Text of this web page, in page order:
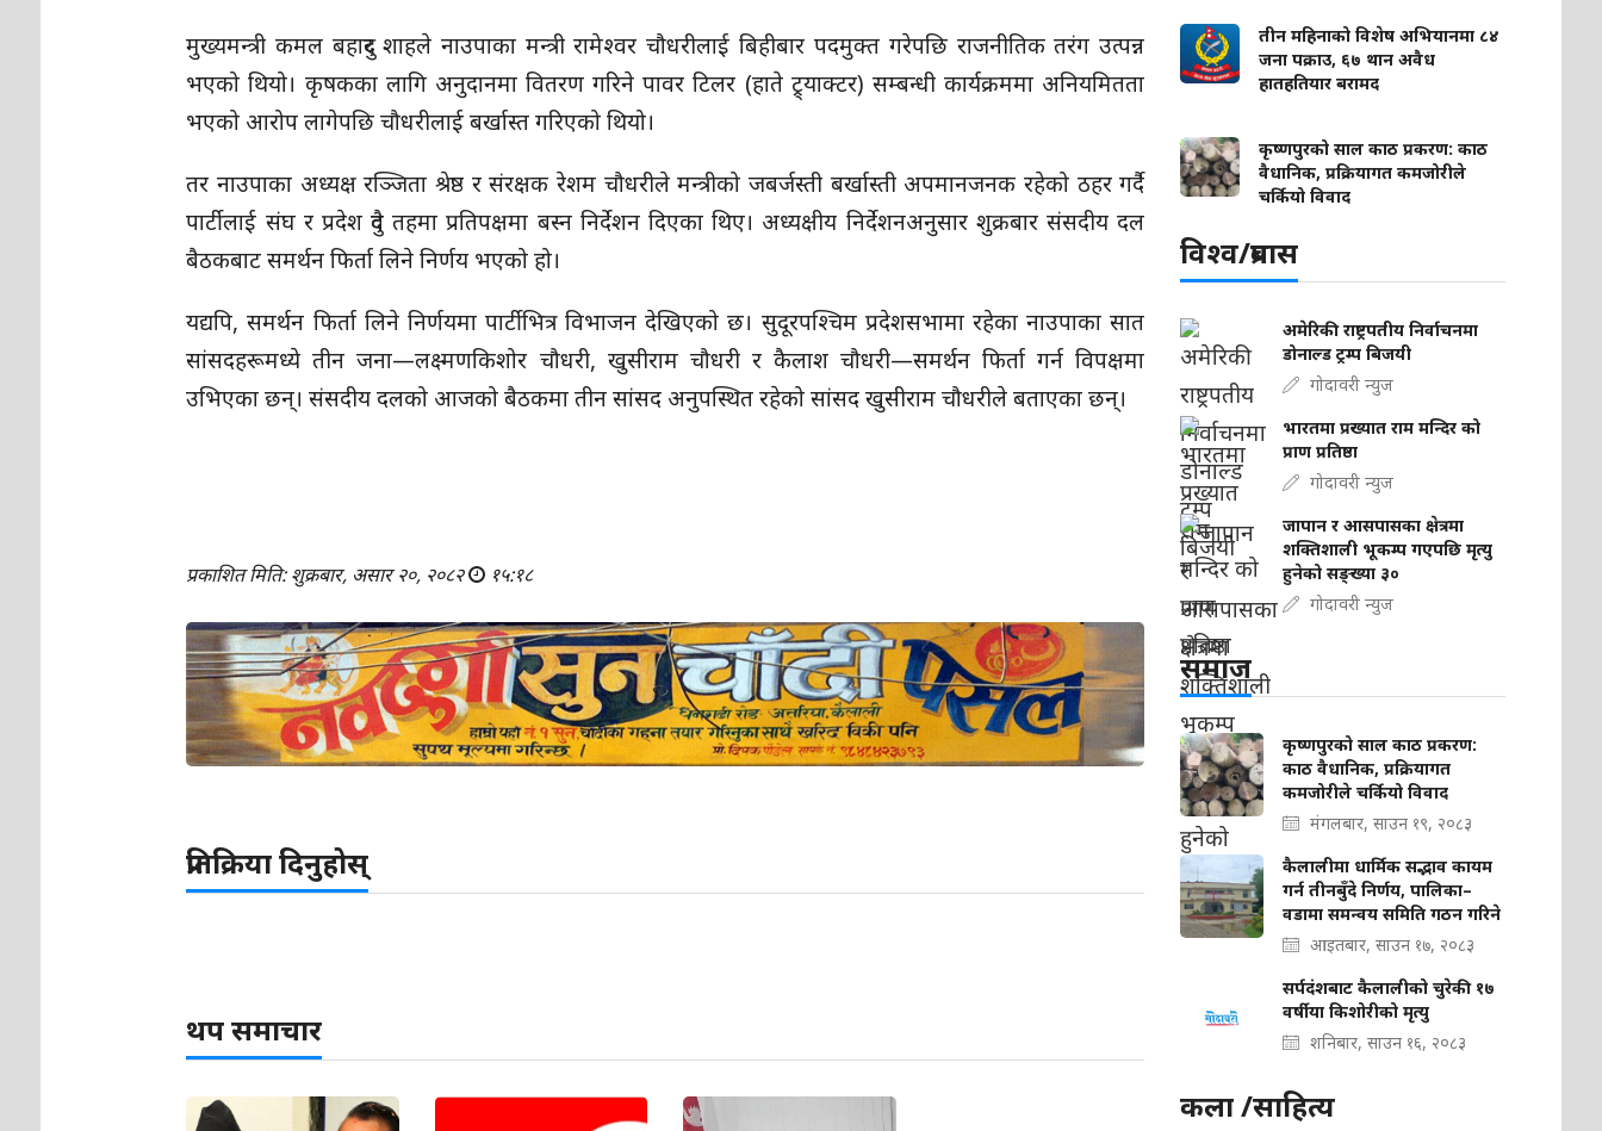
मुख्यमन्त्री कमल बहादुर शाहले नाउपाका मन्त्री रामेश्वर चौधरीलाई बिहीबार पदमुक्त गरेपछि राजनीतिक तरंग उत्पन्न
भएको थियो। कृषकका लागि अनुदानमा वितरण गरिने पावर टिलर (हाते ट्र्याक्टर) सम्बन्धी कार्यक्रममा अनियमितता
भएको आरोप लागेपछि चौधरीलाई बर्खास्त गरिएको थियो।
तर नाउपाका अध्यक्ष रञ्जिता श्रेष्ठ र संरक्षक रेशम चौधरीले मन्त्रीको जबर्जस्ती बर्खास्ती अपमानजनक रहेको ठहर गर्दै
पार्टीलाई संघ र प्रदेश दुवै तहमा प्रतिपक्षमा बस्न निर्देशन दिएका थिए। अध्यक्षीय निर्देशनअनुसार शुक्रबार संसदीय दल
बैठकबाट समर्थन फिर्ता लिने निर्णय भएको हो।
यद्यपि, समर्थन फिर्ता लिने निर्णयमा पार्टीभित्र विभाजन देखिएको छ। सुदूरपश्चिम प्रदेशसभामा रहेका नाउपाका सात
सांसदहरूमध्ये तीन जना—लक्ष्मणकिशोर चौधरी, खुसीराम चौधरी र कैलाश चौधरी—समर्थन फिर्ता गर्न विपक्षमा
उभिएका छन्। संसदीय दलको आजको बैठकमा तीन सांसद अनुपस्थित रहेको सांसद खुसीराम चौधरीले बताएका छन्।
प्रकाशित मिति: शुक्रबार, असार २०, २०८२ १५:१८
प्रतिक्रिया दिनुहोस्
थप समाचार
तीन महिनाको विशेष अभियानमा ८४
जना पक्राउ, ६७ थान अवैध
हातहतियार बरामद
कृष्णपुरको साल काठ प्रकरण: काठ
वैधानिक, प्रक्रियागत कमजोरीले
चर्कियो विवाद
विश्व/प्रबास
अमेरिकी राष्ट्रपतीय निर्वाचनमा
डोनाल्ड ट्रम्प बिजयी
गोदावरी न्युज
भारतमा प्रख्यात राम मन्दिर को
प्राण प्रतिष्ठा
गोदावरी न्युज
जापान र आसपासका क्षेत्रमा
शक्तिशाली भूकम्प गएपछि मृत्यु
हुनेको सङ्ख्या ३०
गोदावरी न्युज
समाज
कृष्णपुरको साल काठ प्रकरण:
काठ वैधानिक, प्रक्रियागत
कमजोरीले चर्कियो विवाद
मंगलबार, साउन १९, २०८३
कैलालीमा धार्मिक सद्भाव कायम
गर्न तीनबुँदे निर्णय, पालिका–
वडामा समन्वय समिति गठन गरिने
आइतबार, साउन १७, २०८३
सर्पदंशबाट कैलालीको चुरेकी १७
वर्षीया किशोरीको मृत्यु
शनिबार, साउन १६, २०८३
कला /साहित्य